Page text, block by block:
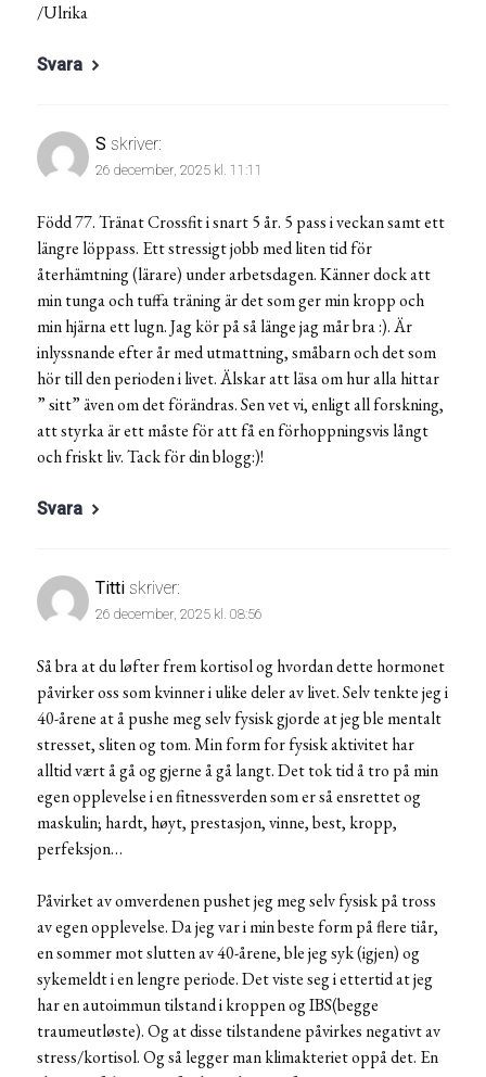
/Ulrika
Svara
S skriver:
26 december, 2025 kl. 11:11
Född 77. Tränat Crossfit i snart 5 år. 5 pass i veckan samt ett
längre löppass. Ett stressigt jobb med liten tid för
återhämtning (lärare) under arbetsdagen. Känner dock att
min tunga och tuffa träning är det som ger min kropp och
min hjärna ett lugn. Jag kör på så länge jag mår bra :). Är
inlyssnande efter år med utmattning, småbarn och det som
hör till den perioden i livet. Älskar att läsa om hur alla hittar
” sitt” även om det förändras. Sen vet vi, enligt all forskning,
att styrka är ett måste för att få en förhoppningsvis långt
och friskt liv. Tack för din blogg:)!
Svara
Titti skriver:
26 december, 2025 kl. 08:56
Så bra at du løfter frem kortisol og hvordan dette hormonet
påvirker oss som kvinner i ulike deler av livet. Selv tenkte jeg i
40-årene at å pushe meg selv fysisk gjorde at jeg ble mentalt
stresset, sliten og tom. Min form for fysisk aktivitet har
alltid vært å gå og gjerne å gå langt. Det tok tid å tro på min
egen opplevelse i en fitnessverden som er så ensrettet og
maskulin; hardt, høyt, prestasjon, vinne, best, kropp,
perfeksjon…
Påvirket av omverdenen pushet jeg meg selv fysisk på tross
av egen opplevelse. Da jeg var i min beste form på flere tiår,
en sommer mot slutten av 40-årene, ble jeg syk (igjen) og
sykemeldt i en lengre periode. Det viste seg i ettertid at jeg
har en autoimmun tilstand i kroppen og IBS(begge
traumeutløste). Og at disse tilstandene påvirkes negativt av
stress/kortisol. Og så legger man klimakteriet oppå det. En